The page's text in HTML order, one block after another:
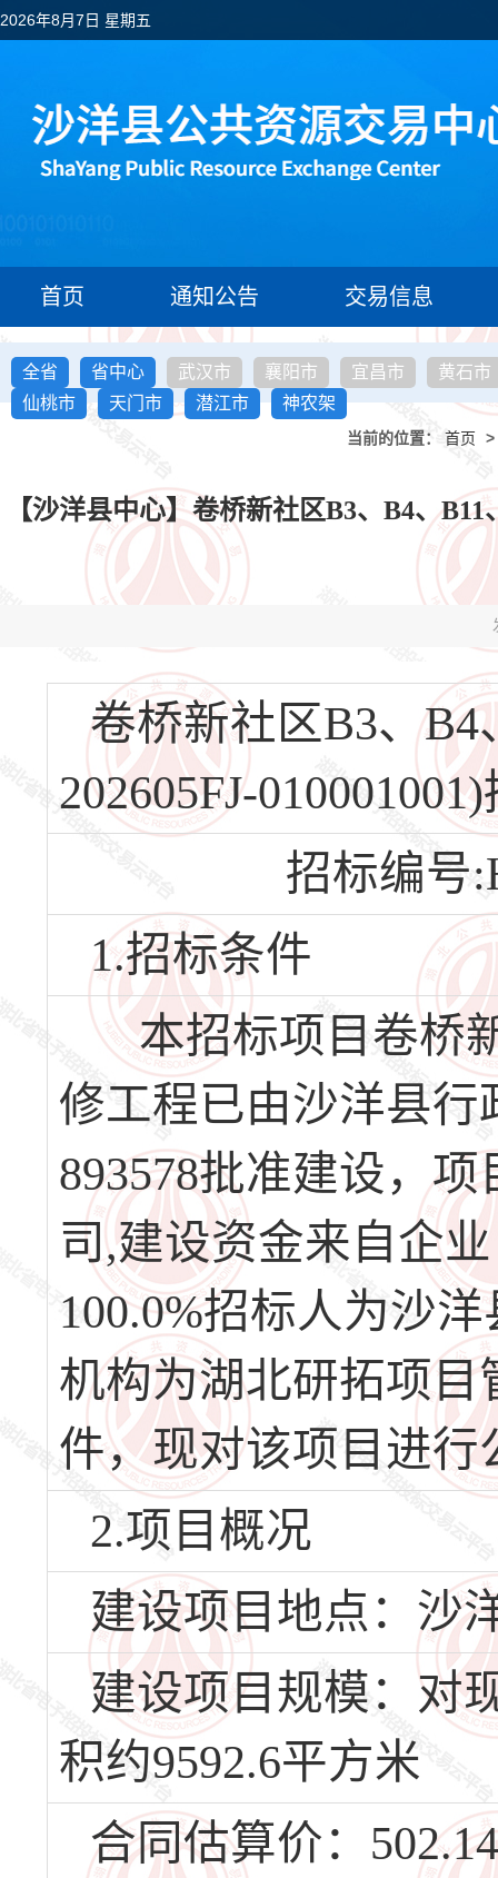
2026年8月7日 星期五
首页 通知公告 交易信息
全省 省中心 武汉市 襄阳市 宜昌市
黄石市
仙桃市
天门市 潜江市 神农架
当前的位置： 首页 >
【沙洋县中心】卷桥新社区B3、B4、
卷桥新社区B3、B4
202605FJ-
招标编号
1.招标条件
本招标项目卷桥新
修工程已由沙洋县行
893578批准建设，
司,建设资金来自企
100.0%招标人为沙
机构为湖北研拓项
件，现对该项目进行
2.项目概况
建设项目地点：沙
建设项目规模：对
积约9592.6平方米
合同估算价：